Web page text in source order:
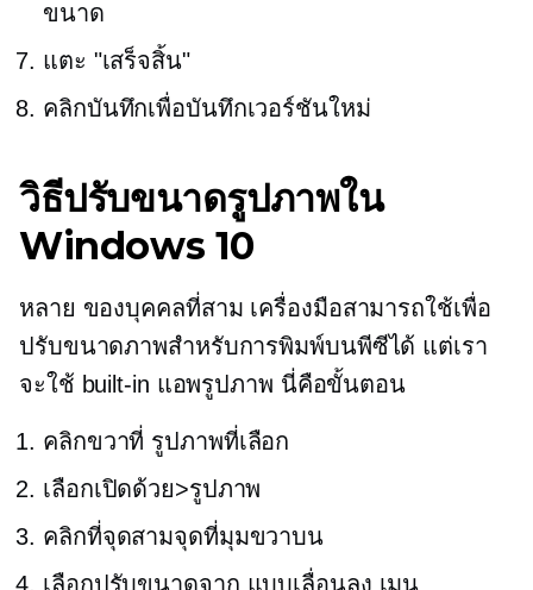
ขนาด
แตะ "เสร็จสิ้น"
คลิกบันทึกเพื่อบันทึกเวอร์ชันใหม่
วิธีปรับขนาดรูปภาพใน
Windows 10
หลาย ของบุคคลที่สาม เครื่องมือสามารถใช้เพื่อ
ปรับขนาดภาพสำหรับการพิมพ์บนพีซีได้ แต่เรา
จะใช้ built-in แอพรูปภาพ นี่คือขั้นตอน
คลิกขวาที่ รูปภาพที่เลือก
เลือกเปิดด้วย>รูปภาพ
คลิกที่จุดสามจุดที่มุมขวาบน
เลือกปรับขนาดจาก แบบเลื่อนลง เมนู